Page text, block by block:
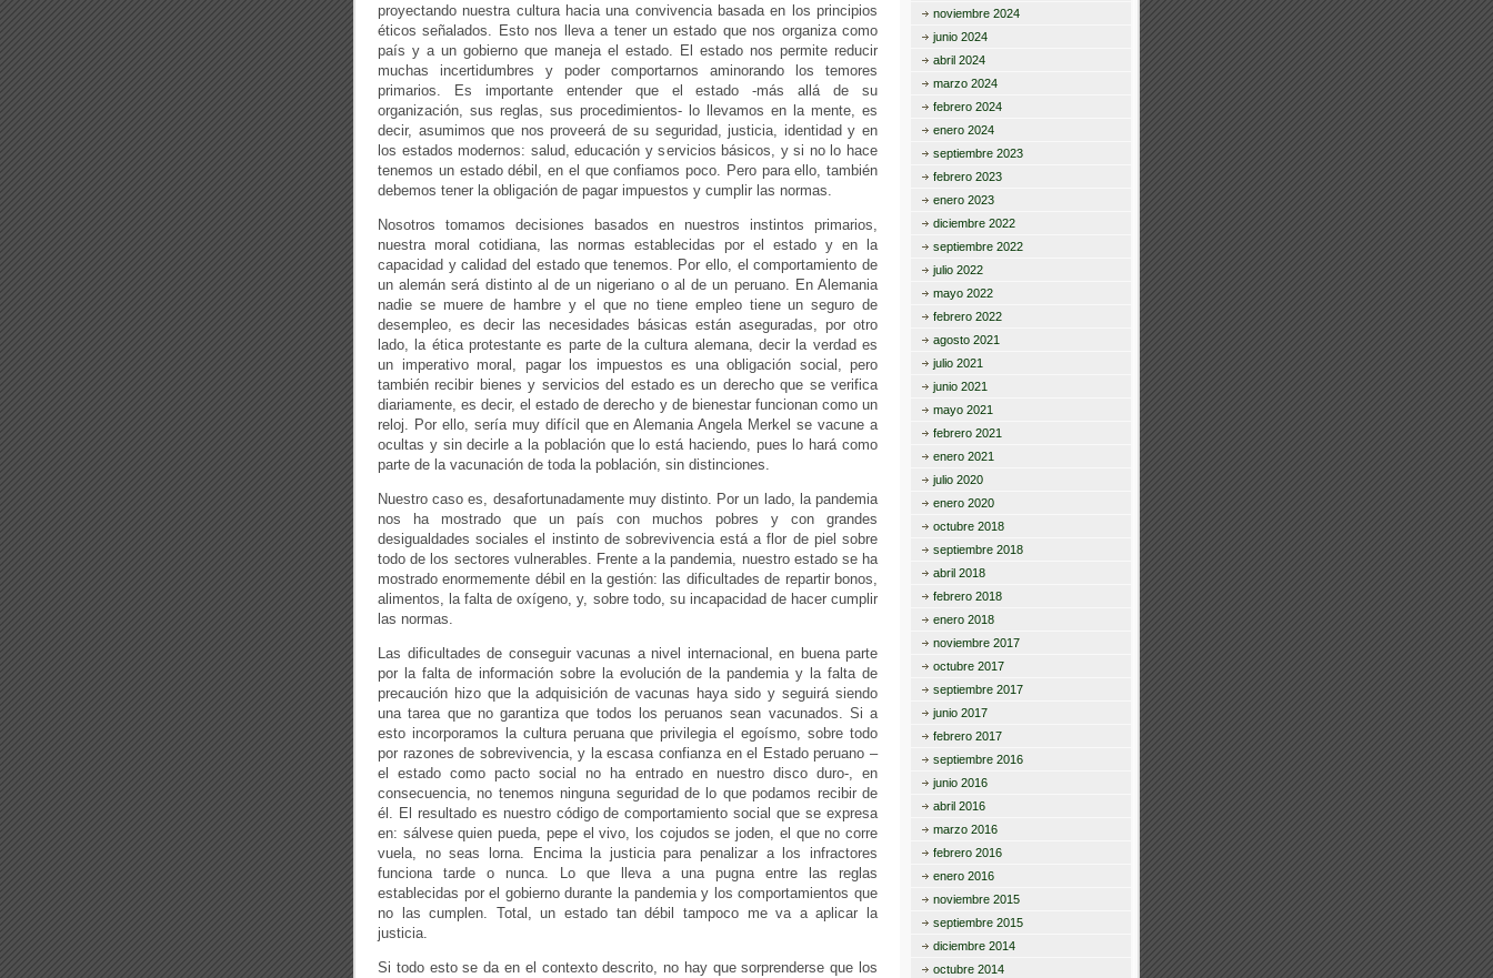
proyectando nuestra cultura hacia una convivencia basada en los principios
éticos señalados. Esto nos lleva a tener un estado que nos organiza como
país y a un gobierno que maneja el estado. El estado nos permite reducir
muchas incertidumbres y poder comportarnos aminorando los temores
primarios. Es importante entender que el estado -más allá de su
organización, sus reglas, sus procedimientos- lo llevamos en la mente, es
decir, asumimos que nos proveerá de su seguridad, justicia, identidad y en
los estados modernos: salud, educación y servicios básicos, y si no lo hace
tenemos un estado débil, en el que confiamos poco. Pero para ello, también
debemos tener la obligación de pagar impuestos y cumplir las normas.
Nosotros tomamos decisiones basados en nuestros instintos primarios,
nuestra moral cotidiana, las normas establecidas por el estado y en la
capacidad y calidad del estado que tenemos. Por ello, el comportamiento de
un alemán será distinto al de un nigeriano o al de un peruano. En Alemania
nadie se muere de hambre y el que no tiene empleo tiene un seguro de
desempleo, es decir las necesidades básicas están aseguradas, por otro
lado, la ética protestante es parte de la cultura alemana, decir la verdad es
un imperativo moral, pagar los impuestos es una obligación social, pero
también recibir bienes y servicios del estado es un derecho que se verifica
diariamente, es decir, el estado de derecho y de bienestar funcionan como un
reloj. Por ello, sería muy difícil que en Alemania Angela Merkel se vacune a
ocultas y sin decirle a la población que lo está haciendo, pues lo hará como
parte de la vacunación de toda la población, sin distinciones.
Nuestro caso es, desafortunadamente muy distinto. Por un lado, la pandemia
nos ha mostrado que un país con muchos pobres y con grandes
desigualdades sociales el instinto de sobrevivencia está a flor de piel sobre
todo de los sectores vulnerables. Frente a la pandemia, nuestro estado se ha
mostrado enormemente débil en la gestión: las dificultades de repartir bonos,
alimentos, la falta de oxígeno, y, sobre todo, su incapacidad de hacer cumplir
las normas.
Las dificultades de conseguir vacunas a nivel internacional, en buena parte
por la falta de información sobre la evolución de la pandemia y la falta de
precaución hizo que la adquisición de vacunas haya sido y seguirá siendo
una tarea que no garantiza que todos los peruanos sean vacunados. Si a
esto incorporamos la cultura peruana que privilegia el egoísmo, sobre todo
por razones de sobrevivencia, y la escasa confianza en el Estado peruano –
el estado como pacto social no ha entrado en nuestro disco duro-, en
consecuencia, no tenemos ninguna seguridad de lo que podamos recibir de
él. El resultado es nuestro código de comportamiento social que se expresa
en: sálvese quien pueda, pepe el vivo, los cojudos se joden, el que no corre
vuela, no seas lorna. Encima la justicia para penalizar a los infractores
funciona tarde o nunca. Lo que lleva a una pugna entre las reglas
establecidas por el gobierno durante la pandemia y los comportamientos que
no las cumplen. Total, un estado tan débil tampoco me va a aplicar la
justicia.
Si todo esto se da en el contexto descrito, no hay que sorprenderse que los
noviembre 2024
junio 2024
abril 2024
marzo 2024
febrero 2024
enero 2024
septiembre 2023
febrero 2023
enero 2023
diciembre 2022
septiembre 2022
julio 2022
mayo 2022
febrero 2022
agosto 2021
julio 2021
junio 2021
mayo 2021
febrero 2021
enero 2021
julio 2020
enero 2020
octubre 2018
septiembre 2018
abril 2018
febrero 2018
enero 2018
noviembre 2017
octubre 2017
septiembre 2017
junio 2017
febrero 2017
septiembre 2016
junio 2016
abril 2016
marzo 2016
febrero 2016
enero 2016
noviembre 2015
septiembre 2015
diciembre 2014
octubre 2014